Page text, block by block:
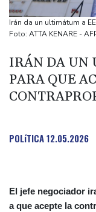
Noosha Aubel:
Noosha Aubel: Czy
Noosha Aubel:
του Πότσδαμ;
Noosha Aubel:
Irán da un ultimátum a
Foto: ATTA KENARE -
IRÁN DA UN
PARA QUE
POLíTICA12.05.2026
El jefe negociador
a que acepte la